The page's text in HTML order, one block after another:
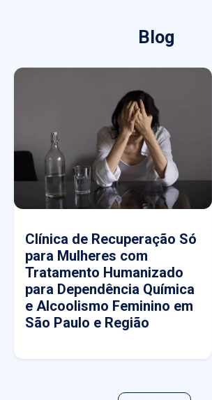
Blog
Clínica de Recuperação Só
para Mulheres com
Tratamento Humanizado
para Dependência Química
e Alcoolismo Feminino em
São Paulo e Região